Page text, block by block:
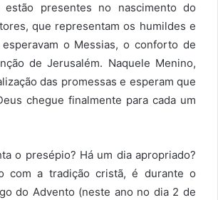
presentes no nascimento do
que representam os humildes e
o Messias, o conforto de
de Jerusalém. Naquele Menino,
das promessas e esperam que
chegue finalmente para cada um
o presépio? Há um dia apropriado?
com a tradição cristã, é durante o
do Advento (neste ano no dia 2 de